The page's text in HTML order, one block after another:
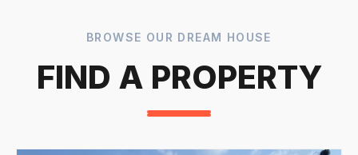
BROWSE OUR DREAM HOUSE
FIND A PROPERTY